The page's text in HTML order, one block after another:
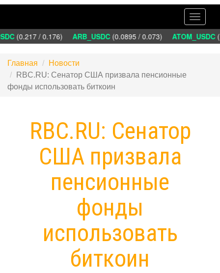
Toggle
(0.217 / 0.176) ARB_USDC(0.0895 / 0.073) ATOM_USDC
Главная
Новости
RBC.RU: Сенатор США призвала пенсионные
фонды использовать биткоин
RBC.RU: Сенатор
США призвала
пенсионные
фонды
использовать
биткоин